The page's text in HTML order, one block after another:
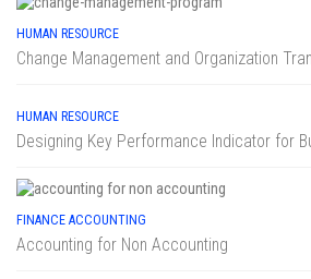
HUMAN RESOURCE
Change Management and Organization
HUMAN RESOURCE
Designing Key Performance Indicator for
FINANCE ACCOUNTING
Accounting for Non Accounting